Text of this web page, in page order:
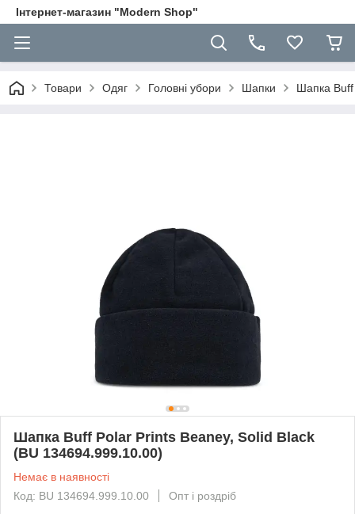
Інтернет-магазин "Modern Shop"
Товари Одяг Головні убори Шапки Шапка Buff
Шапка Buff Polar Prints Beaney, Solid Black
(BU 134694.999.10.00)
Немає в наявності
Код: BU 134694.999.10.00
Опт і роздріб